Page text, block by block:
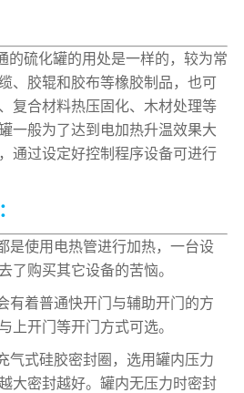
硫化罐的用处是一样的，较为常
、胶辊和胶布等橡胶制品，也可
复合材料热压固化、木材处理等
一般为了达到电加热升温效果大
通过设定好控制程序设备可进行
使用电热管进行加热，一台设
了购买其它设备的苦恼。
着普通快开门与辅助开门的方
上开门等开门方式可选。
式硅胶密封圈，选用罐内压力
大密封越好。罐内无压力时密封